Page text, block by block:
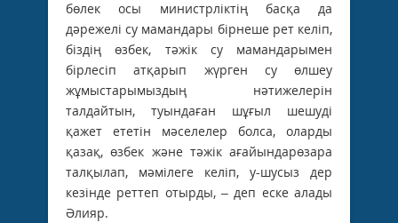
бөлек осы министрліктің басқа да
дәрежелі су мамандары бірнеше рет келіп,
біздің өзбек, тәжік су мамандарымен
бірлесіп атқарып жүрген су өлшеу
жұмыстарымыздың нәтижелерін
талдайтын, туындаған шұғыл шешуді
қажет ететін мәселелер болса, оларды
қазақ, өзбек және тәжік ағайындарөзара
талқылап, мәмілеге келіп, у-шусыз дер
кезінде реттеп отырды, – деп еске алады
Әлияр.